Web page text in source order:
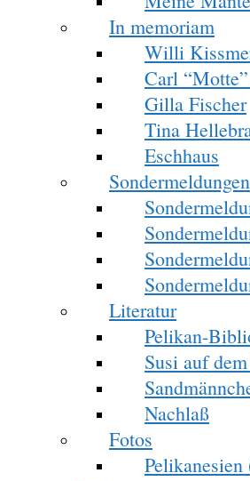
In memoriam
Willi
Carl
Gilla Fischer
Tina
Eschhaus
Sondermeldungen
Literatur
Pelikan-
Susi auf
Nachlaß
Fotos
Pelikanesien